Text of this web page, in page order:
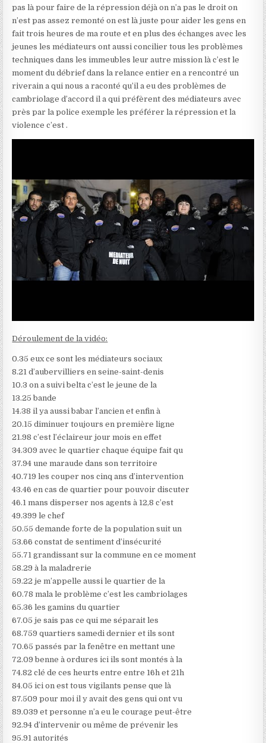
pas là pour faire de la répression déjà on n’a pas le droit on
n’est pas assez remonté on est là juste pour aider les gens en
fait trois heures de ma route et en plus des échanges avec les
jeunes les médiateurs ont aussi concilier tous les problèmes
techniques dans les immeubles leur autre mission là c’est le
moment du débrief dans la relance entier en a rencontré un
riverain a qui nous a raconté qu’il a eu des problèmes de
cambriolage d’accord il a qui préfèrent des médiateurs avec
près par la police exemple les préférer la répression et la
violence c’est .
Déroulement de la vidéo:
0.35 eux ce sont les médiateurs sociaux
8.21 d’aubervilliers en seine-saint-denis
10.3 on a suivi belta c’est le jeune de la
13.25 bande
14.38 il ya aussi babar l’ancien et enfin à
20.15 diminuer toujours en première ligne
21.98 c’est l’éclaireur jour mois en effet
34.309 avec le quartier chaque équipe fait qu
37.94 une maraude dans son territoire
40.719 les couper nos cinq ans d’intervention
43.46 en cas de quartier pour pouvoir discuter
46.1 mans disperser nos agents à 12,8 c’est
49.399 le chef
50.55 demande forte de la population suit un
53.66 constat de sentiment d’insécurité
55.71 grandissant sur la commune en ce moment
58.29 à la maladrerie
59.22 je m’appelle aussi le quartier de la
60.78 mala le problème c’est les cambriolages
65.36 les gamins du quartier
67.05 je sais pas ce qui me séparait les
68.759 quartiers samedi dernier et ils sont
70.65 passés par la fenêtre en mettant une
72.09 benne à ordures ici ils sont montés à la
74.82 clé de ces heurts entre entre 16h et 21h
84.05 ici on est tous vigilants pense que là
87.509 pour moi il y avait des gens qui ont vu
89.039 et personne n’a eu le courage peut-être
92.94 d’intervenir ou même de prévenir les
95.91 autorités